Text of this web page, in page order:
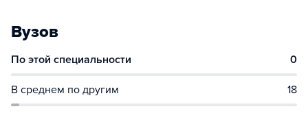
Вузов
По этой специальности 0
В среднем по другим 18